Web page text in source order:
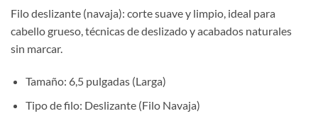
Filo deslizante (navaja): corte suave y limpio, ideal para
cabello grueso, técnicas de deslizado y acabados naturales
sin marcar.
Tamaño: 6,5 pulgadas (Larga)
Tipo de filo: Deslizante (Filo Navaja)